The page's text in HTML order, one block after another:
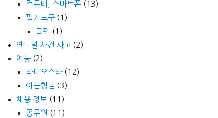
컴퓨터, 스마트폰 (13)
필기도구 (1)
볼펜 (1)
연도별 사건 사고 (2)
예능 (2)
라디오스타(12)
아는형님 (3)
채용 정보 (11)
공무원 (11)